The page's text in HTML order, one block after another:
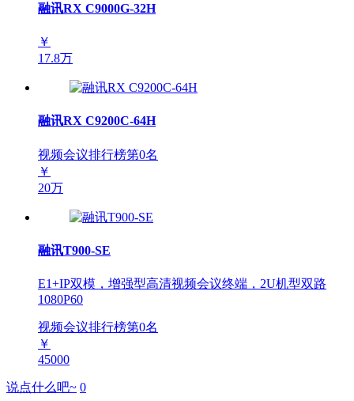
融讯RX C9000G-32H
￥
17.8万
融讯RX C9200C-64H
视频会议排行榜第0名
￥
20万
融讯T900-SE
E1+IP双模，增强型高清视频会议终端，2U机型双路
1080P60
视频会议排行榜第0名
￥
45000
说点什么吧~ 0